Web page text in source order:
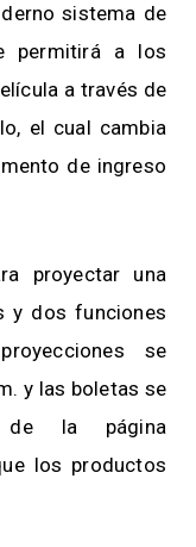
sistema de
permitirá a los
a través de
el cual cambia
de ingreso
proyectar una
y dos funciones
se
y las boletas se
de la página
los productos